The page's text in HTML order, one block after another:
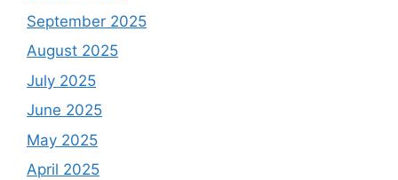
September 2025
August 2025
July 2025
June 2025
May 2025
April 2025